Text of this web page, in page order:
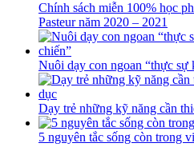
Chính sách miễn 100% học
Pasteur năm 2020 – 2021
Nuôi dạy con ngoan “thực sự
Dạy trẻ những kỹ năng cần
5 nguyên tắc sống còn trong